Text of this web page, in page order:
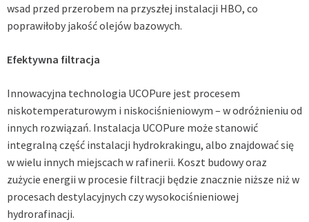
wsad przed przerobem na przyszłej instalacji HBO, co
poprawiłoby jakość olejów bazowych.
Efektywna filtracja
Innowacyjna technologia UCOPure jest procesem
niskotemperaturowym i niskociśnieniowym – w odróżnieniu od
innych rozwiązań. Instalacja UCOPure może stanowić
integralną część instalacji hydrokrakingu, albo znajdować się
w wielu innych miejscach w rafinerii. Koszt budowy oraz
zużycie energii w procesie filtracji będzie znacznie niższe niż w
procesach destylacyjnych czy wysokociśnieniowej
hydrorafinacji.